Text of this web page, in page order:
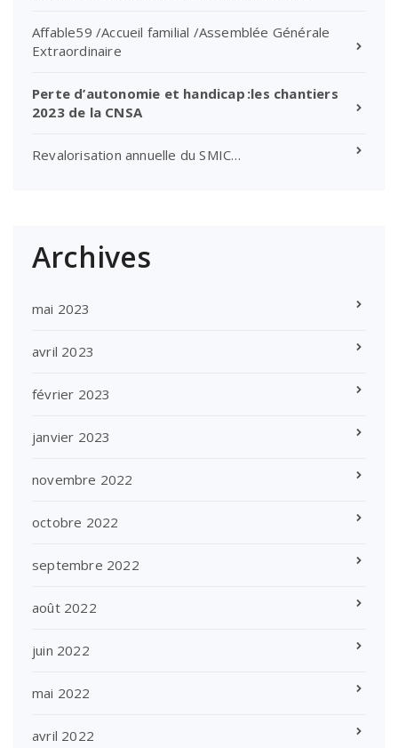
Affable59 /Accueil familial /Assemblée Générale
Extraordinaire
Perte d’autonomie et handicap :les chantiers
2023 de la CNSA
Revalorisation annuelle du SMIC…
Archives
mai 2023
avril 2023
février 2023
janvier 2023
novembre 2022
octobre 2022
septembre 2022
août 2022
juin 2022
mai 2022
avril 2022